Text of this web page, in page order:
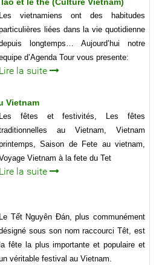
Les vietnamiens ont des habitudes
liées dans la vie quotidienne
longtemps… Aujourd’hui notre
d’Agenda Tour vous presente:
Lire la suite
Vietnam
Les fêtes et festivités, Les fêtes
au Vietnam, Vietnam
Saison de Fete au vietnam,
Vietnam à la fete du Tet
Lire la suite
Le Tết Nguyên Đán, plus communément
sous son nom raccourci Têt, est
fête la plus importante et populaire et
véritable festival au Vietnam.